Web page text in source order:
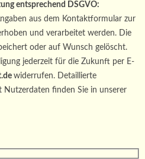
entsprechend DSGVO:
aus dem Kontaktformular zur
und verarbeitet werden. Die
oder auf Wunsch gelöscht.
jederzeit für die Zukunft per E-
widerrufen. Detaillierte
Nutzerdaten finden Sie in unserer